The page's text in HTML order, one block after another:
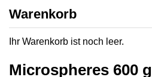
Warenkorb
Ihr Warenkorb ist noch leer.
Microspheres 600 g